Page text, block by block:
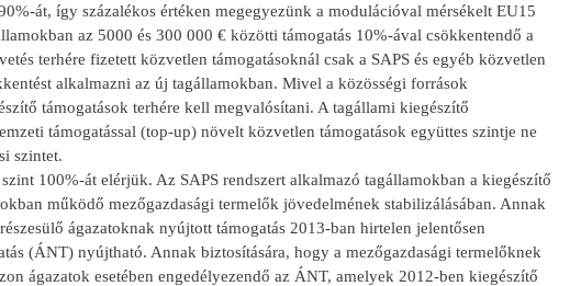
át, így százalékos értéken megegyezünk a modulációval mérsékelt EU15
az 5000 és 300 000 € közötti támogatás 10%-ával csökkentendő a
terhére fizetett közvetlen támogatásoknál csak a SAPS és egyéb közvetlen
alkalmazni az új tagállamokban. Mivel a közösségi források
támogatások terhére kell megvalósítani. A tagállami kiegészítő
támogatással (top-up) növelt közvetlen támogatások együttes szintje ne
szintet.
100%-át elérjük. Az SAPS rendszert alkalmazó tagállamokban a kiegészítő
működő mezőgazdasági termelők jövedelmének stabilizálásában. Annak
ágazatoknak nyújtott támogatás 2013-ban hirtelen jelentősen
(ÁNT) nyújtható. Annak biztosítására, hogy a mezőgazdasági termelőknek
ágazatok esetében engedélyezendő az ÁNT, amelyek 2012-ben kiegészítő